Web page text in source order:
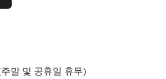
말 및 공휴일 휴무)